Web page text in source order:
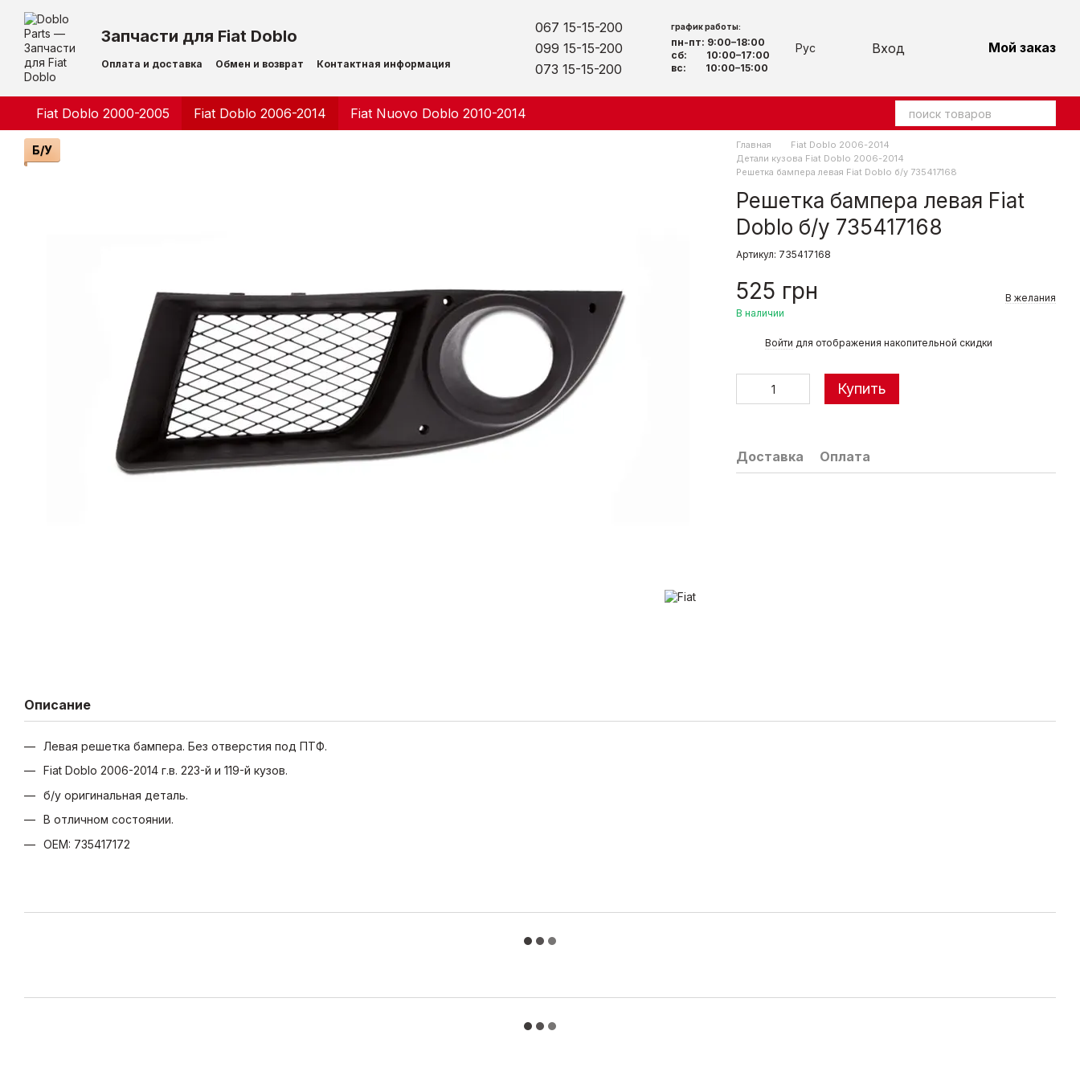
Перейти к основному контенту
Запчасти для Fiat Doblo
Оплата и доставка Обмен и возврат Контактная информация
067 15-15-200
099 15-15-200
073 15-15-200
график работы:
пн-пт: 9:00–18:00
сб: 10:00–17:00
вс: 10:00–15:00
Рус Вход Мой заказ
Fiat Doblo 2000-2005 Fiat Doblo 2006-2014 Fiat Nuovo Doblo 2010-2014
Главная
Fiat Doblo 2006-2014
Детали кузова Fiat Doblo 2006-2014
Решетка бампера левая Fiat Doblo б/у 735417168
Решетка бампера левая Fiat
Doblo б/у 735417168
Артикул: 735417168
525 грн
В наличии
В желания
Войти для отображения накопительной скидки
Купить
Доставка Оплата
Б/У
Описание
Левая решетка бампера. Без отверстия под ПТФ.
Fiat Doblo 2006-2014 г.в. 223-й и 119-й кузов.
б/у оригинальная деталь.
В отличном состоянии.
OEM: 735417172